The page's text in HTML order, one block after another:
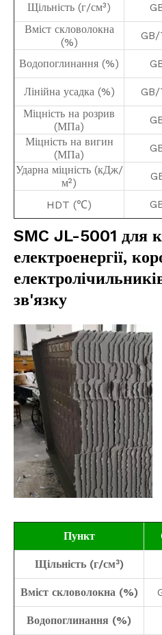
Щільність (г/см³)
Вміст скловолокна
(%)
Водопоглинання (%)
Лінійна усадка (%)
Міцність на розрив
(МПа)
Міцність на вигин
(МПа)
Ударна міцність (кДж/
м²)
HDT (℃)
SMC JL-5001 для
електроенергії,
зв'язку
Пункт
Щільність (г/см³)
Вміст скловолокна (%)
Водопоглинання (%)